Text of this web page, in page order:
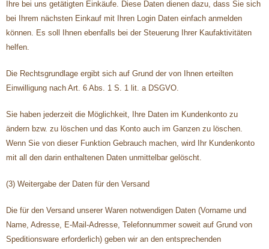
Ihre bei uns getätigten Einkäufe. Diese Daten dienen dazu, dass Sie sich
bei Ihrem nächsten Einkauf mit Ihren Login Daten einfach anmelden
können. Es soll Ihnen ebenfalls bei der Steuerung Ihrer Kaufaktivitäten
helfen.
Die Rechtsgrundlage ergibt sich auf Grund der von Ihnen erteilten
Einwilligung nach Art. 6 Abs. 1 S. 1 lit. a DSGVO.
Sie haben jederzeit die Möglichkeit, Ihre Daten im Kundenkonto zu
ändern bzw. zu löschen und das Konto auch im Ganzen zu löschen.
Wenn Sie von dieser Funktion Gebrauch machen, wird Ihr Kundenkonto
mit all den darin enthaltenen Daten unmittelbar gelöscht.
(3) Weitergabe der Daten für den Versand
Die für den Versand unserer Waren notwendigen Daten (Vorname und
Name, Adresse, E-Mail-Adresse, Telefonnummer soweit auf Grund von
Speditionsware erforderlich) geben wir an den entsprechenden